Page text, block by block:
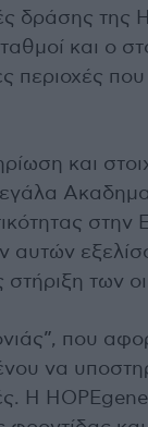
δράσης
και ο
περιοχές
και
των
που
να
Η